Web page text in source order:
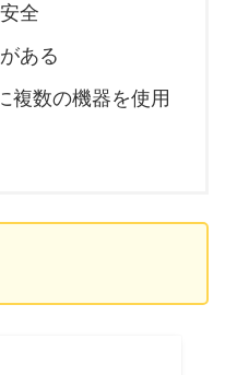
全
ある
複数の機器を使用